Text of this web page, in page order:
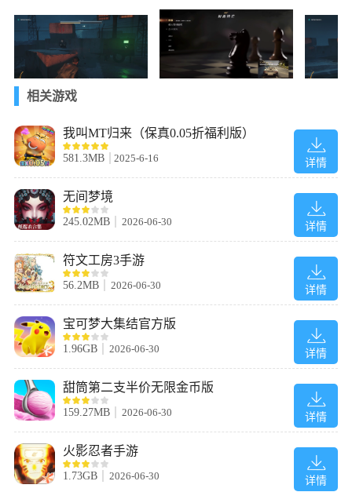
2、莫妮佩妮
莫妮佩妮由基拉-莱斯特饰演
相关游戏
详情
我叫MT归来（保真0.05折福利版）
581.3MB 2025-6-16
详情
无间梦境
245.02MB 2026-06-30
详情
符文工房3手游
56.2MB 2026-06-30
详情
宝可梦大集结官方版
1.96GB 2026-06-30
详情
甜筒第二支半价无限金币版
159.27MB 2026-06-30
详情
火影忍者手游
1.73GB 2026-06-30